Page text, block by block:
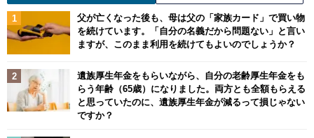
父が亡くなった後も、母は父の「家族カード」で買い物
を続けています。「自分の名義だから問題ない」と言い
ますが、このまま利用を続けてもよいのでしょうか？
遺族厚生年金をもらいながら、自分の老齢厚生年金をも
らう年齢（65歳）になりました。両方とも全額もらえる
と思っていたのに、遺族厚生年金が減るって損じゃない
ですか？